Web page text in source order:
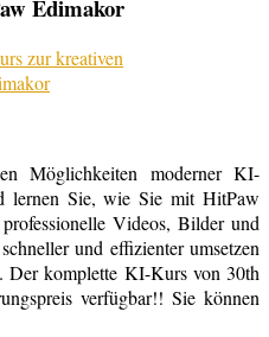
Edimakor
Möglichkeiten moderner KI-
lernen Sie, wie Sie mit HitPaw
Videos, Bilder und
und effizienter umsetzen
Der komplette KI-Kurs von 30th
verfügbar!! Sie können